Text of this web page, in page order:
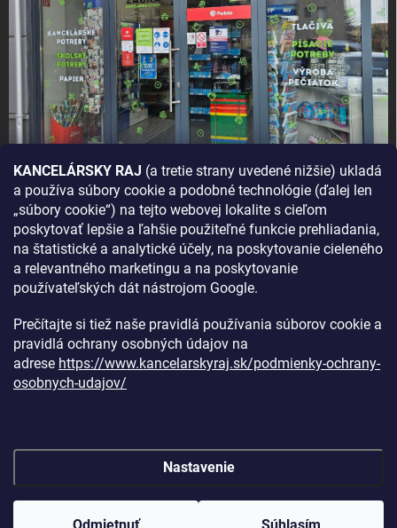
KANCELÁRSKY RAJ (a tretie strany uvedené nižšie) ukladá
a používa súbory cookie a podobné technológie (ďalej len
„súbory cookie“) na tejto webovej lokalite s cieľom
poskytovať lepšie a ľahšie použiteľné funkcie prehliadania,
na štatistické a analytické účely, na poskytovanie cieleného
a relevantného marketingu a na poskytovanie
používateľských dát nástrojom Google.
Prečítajte si tiež naše pravidlá používania súborov cookie a
pravidlá ochrany osobných údajov na
adrese https://www.kancelarskyraj.sk/podmienky-ochrany-
osobnych-udajov/
Nastavenie
AKO SA K NÁM DOSTANETE?
Copyright 2026Kancelársky raj. Všetky práva vyhradené.Upraviť